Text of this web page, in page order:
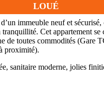
LOUÉ
d’un immeuble neuf et
tranquillité. Cet appartement se
de toutes commodités (Gare
proximité).
sanitaire moderne, jolies